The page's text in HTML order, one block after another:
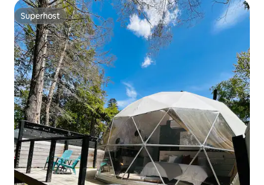
Superhost
Superhost